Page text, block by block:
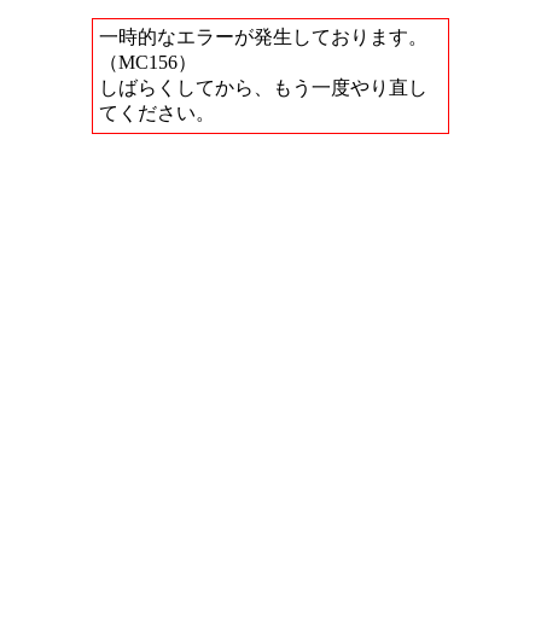
一時的なエラーが発生しております。
（MC156）
しばらくしてから、もう一度やり直し
てください。